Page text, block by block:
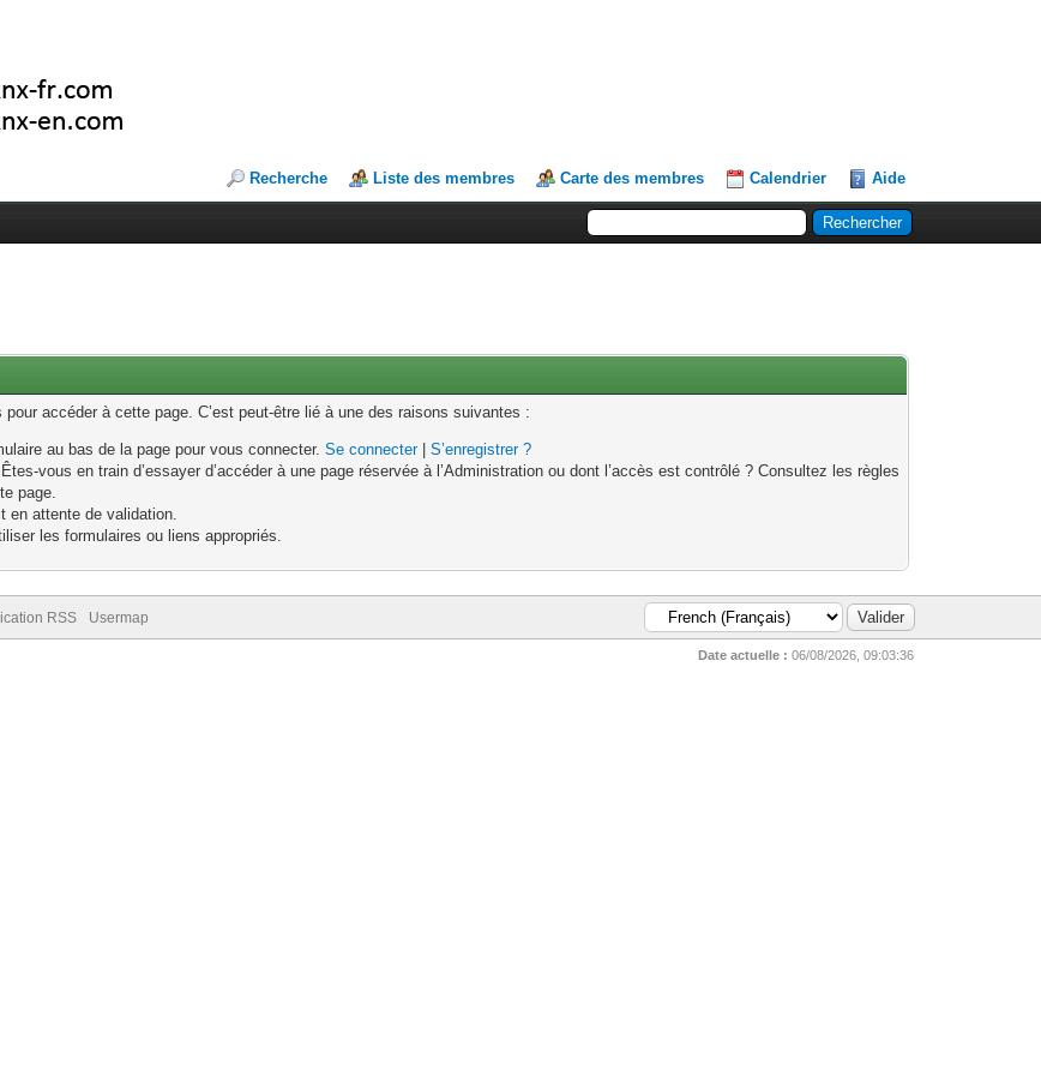
Recherche Liste des membres Carte des membres Calendrier Aide
accéder à cette page. C’est peut-être lié à une des raisons suivantes :
au bas de la page pour vous connecter.Se connecter|S’enregistrer ?
vous en train d’essayer d’accéder à une page réservée à l’Administration ou dont l’accès est contrôlé ? Consultez les règles
page.
en attente de validation.
les formulaires ou liens appropriés.
RSS Usermap
Date actuelle : 06/08/2026, 09:03:36